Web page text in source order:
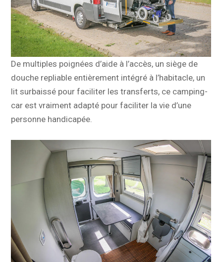
De multiples poignées d’aide à l’accès, un siège de
douche repliable entièrement intégré à l’habitacle, un
lit surbaissé pour faciliter les transferts, ce camping-
car est vraiment adapté pour faciliter la vie d’une
personne handicapée.